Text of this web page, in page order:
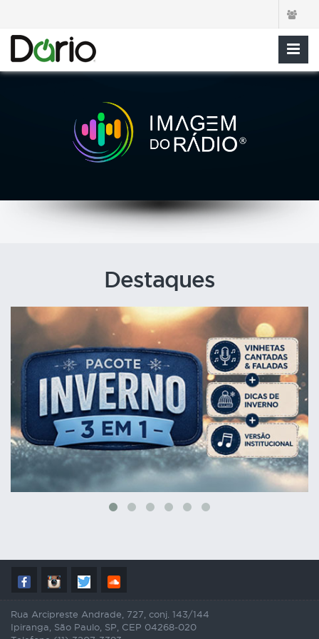
Destaques
Rua Arcipreste Andrade, 727, conj. 143/144
Ipiranga, São Paulo, SP, CEP 04268-020